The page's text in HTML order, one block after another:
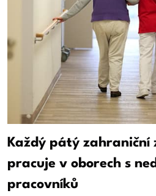
Každý pátý zahraniční
pracuje v oborech s
pracovníků